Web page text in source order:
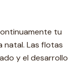
tu
natal. Las flotas
y el desarrollo